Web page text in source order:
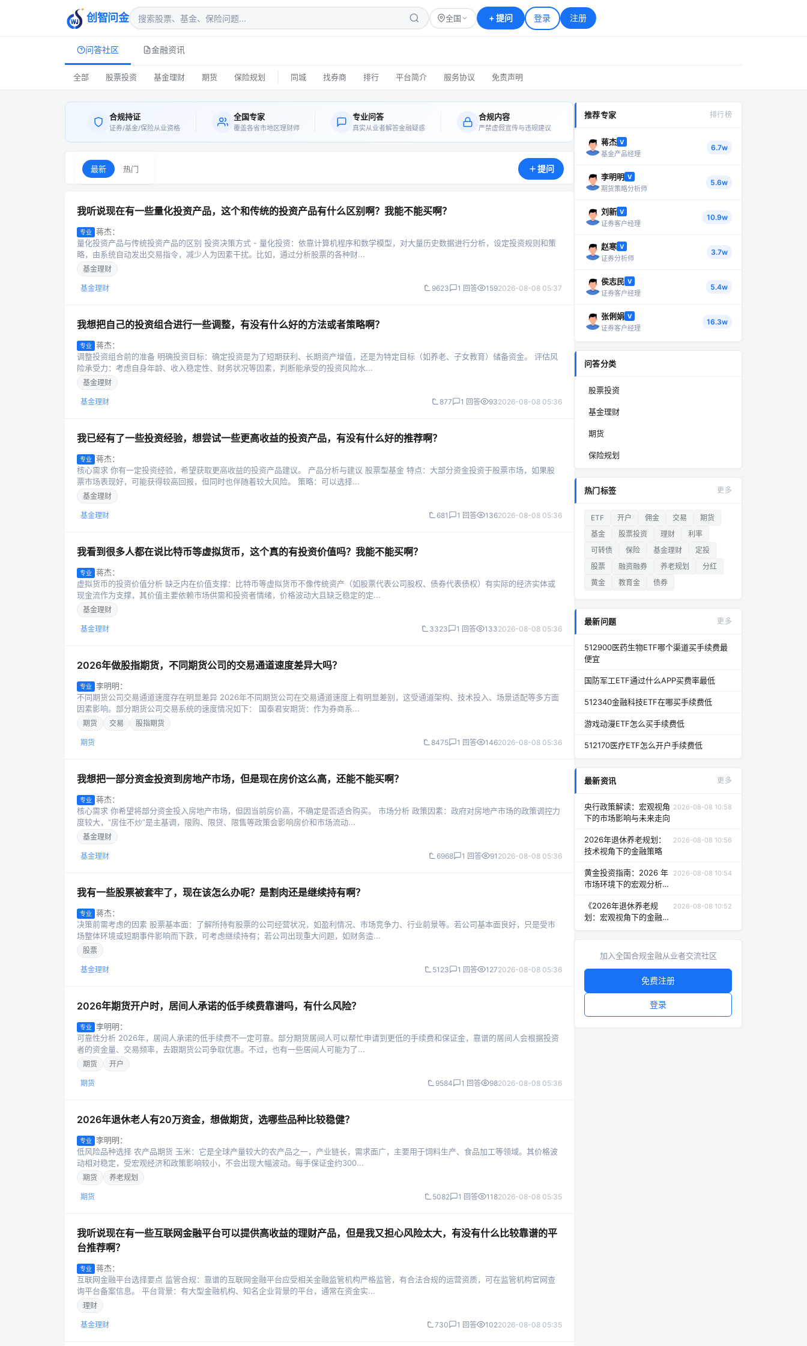
创智问金 全国 +提问 登录 注册
问答社区 金融资讯
全部 股票投资 基金理财 期货 保险规划 同城 找券商 排行 平台简介 服务协议 免责声明
合规持证
证券/基金/保险从业资格
全国专家
覆盖各省市地区理财师
专业问答
真实从业者解答金融疑惑
合规内容
严禁虚假宣传与违规建议
最新 热门 提问
我听说现在有一些量化投资产品，这个和传统的投资产品有什么区别啊？我能不能买啊？
专业
蒋杰：
量化投资产品与传统投资产品的区别 投资决策方式 - 量化投资：依靠计算机程序和数学模型，对大量历史数据进行分析，设定投资规则和策
略，由系统自动发出交易指令，减少人为因素干扰。比如，通过分析股票的各种财...
基金理财
基金理财 9623 1 回答 1592026-08-08 05:37
我想把自己的投资组合进行一些调整，有没有什么好的方法或者策略啊？
专业
蒋杰：
调整投资组合前的准备 明确投资目标：确定投资是为了短期获利、长期资产增值，还是为特定目标（如养老、子女教育）储备资金。 评估风
险承受力：考虑自身年龄、收入稳定性、财务状况等因素，判断能承受的投资风险水...
基金理财
基金理财 877 1 回答 932026-08-08 05:36
我已经有了一些投资经验，想尝试一些更高收益的投资产品，有没有什么好的推荐啊？
专业
蒋杰：
核心需求 你有一定投资经验，希望获取更高收益的投资产品建议。 产品分析与建议 股票型基金 特点：大部分资金投资于股票市场，如果股
票市场表现好，可能获得较高回报，但同时也伴随着较大风险。 策略：可以选择...
基金理财
基金理财 681 1 回答 1362026-08-08 05:36
我看到很多人都在说比特币等虚拟货币，这个真的有投资价值吗？我能不能买啊？
专业
蒋杰：
虚拟货币的投资价值分析 缺乏内在价值支撑：比特币等虚拟货币不像传统资产（如股票代表公司股权、债券代表债权）有实际的经济实体或
现金流作为支撑，其价值主要依赖市场供需和投资者情绪，价格波动大且缺乏稳定的定...
基金理财
基金理财 3323 1 回答 1332026-08-08 05:36
2026年做股指期货，不同期货公司的交易通道速度差异大吗？
专业
李明明：
不同期货公司交易通道速度存在明显差异 2026年不同期货公司在交易通道速度上有明显差别，这受通道架构、技术投入、场景适配等多方面
因素影响。部分期货公司交易系统的速度情况如下： 国泰君安期货：作为券商系...
期货 交易 股指期货
期货 8475 1 回答 1462026-08-08 05:36
我想把一部分资金投资到房地产市场，但是现在房价这么高，还能不能买啊？
专业
蒋杰：
核心需求 你希望将部分资金投入房地产市场，但因当前房价高，不确定是否适合购买。 市场分析 政策因素：政府对房地产市场的政策调控力
度较大，“房住不炒”是主基调，限购、限贷、限售等政策会影响房价和市场流动...
基金理财
基金理财 6968 1 回答 91 2026-08-08 05:36
我有一些股票被套牢了，现在该怎么办呢？是割肉还是继续持有啊？
专业
蒋杰：
决策前需考虑的因素 股票基本面：了解所持有股票的公司经营状况，如盈利情况、市场竞争力、行业前景等。若公司基本面良好，只是受市
场整体环境或短期事件影响而下跌，可考虑继续持有；若公司出现重大问题，如财务造...
股票
基金理财 5123 1 回答 1272026-08-08 05:36
2026年期货开户时，居间人承诺的低手续费靠谱吗，有什么风险？
专业
李明明：
可靠性分析 2026年，居间人承诺的低手续费不一定可靠。部分期货居间人可以帮忙申请到更低的手续费和保证金，靠谱的居间人会根据投资
者的资金量、交易频率，去跟期货公司争取优惠。不过，也有一些居间人可能为了...
期货 开户
期货 9584 1 回答 982026-08-08 05:36
2026年退休老人有20万资金，想做期货，选哪些品种比较稳健？
专业
李明明：
低风险品种选择 农产品期货 玉米：它是全球产量较大的农产品之一，产业链长，需求面广，主要用于饲料生产、食品加工等领域。其价格波
动相对稳定，受宏观经济和政策影响较小，不会出现大幅波动。每手保证金约300...
期货 养老规划
期货 5082 1 回答 1182026-08-08 05:35
我听说现在有一些互联网金融平台可以提供高收益的理财产品，但是我又担心风险太大，有没有什么比较靠谱的平
台推荐啊？
专业
蒋杰：
互联网金融平台选择要点 监管合规：靠谱的互联网金融平台应受相关金融监管机构严格监管，有合法合规的运营资质，可在监管机构官网查
询平台备案信息。 平台背景：有大型金融机构、知名企业背景的平台，通常在资金实...
理财
基金理财 730 1 回答 1022026-08-08 05:35
推荐专家 排行榜
蒋杰 V
基金产品经理
6.7w
李明明 V
期货策略分析师
5.6w
刘新 V
证券客户经理
10.9w
赵寒 V
证券分析师
3.7w
侯志民 V
证券客户经理
5.4w
张俐娟 V
证券客户经理
16.3w
问答分类
股票投资
基金理财
期货
保险规划
热门标签 更多
ETF 开户 佣金 交易
期货
基金
股票投资 理财
利率
可转债
保险 基金理财
定投
股票
融资融券 养老规划
分红
黄金
教育金 债券
最新问题 更多
512900医药生物ETF哪个渠道买手续费最
便宜
国防军工ETF通过什么APP买费率最低
512340金融科技ETF在哪买手续费低
游戏动漫ETF怎么买手续费低
512170医疗ETF怎么开户手续费低
最新资讯 更多
央行政策解读：宏观视角
下的市场影响与未来走向
2026-08-08 10:58
2026年退休养老规划：
技术视角下的金融策略
2026-08-08 10:56
黄金投资指南：2026 年
市场环境下的宏观分析与
2026-08-08 10:54
《2026年退休养老规
划：宏观视角下的金融建
2026-08-08 10:52
加入全国合规金融从业者交流社区
免费注册
登录